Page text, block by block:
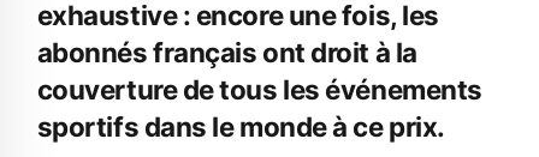
exhaustive : encore une fois, les
abonnés français ont droit à la
couverture de tous les événements
sportifs dans le monde à ce prix.